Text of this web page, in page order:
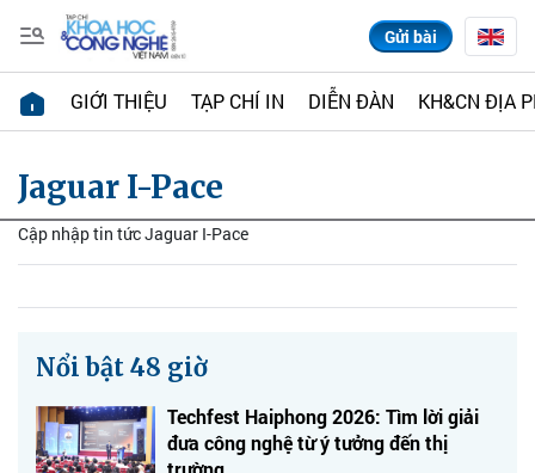
Gửi bài
GIỚI THIỆU TẠP CHÍ IN DIỄN ĐÀN KH&CN ĐỊA
Jaguar I-Pace
Cập nhập tin tức Jaguar I-Pace
Nổi bật 48 giờ
Techfest Haiphong 2026: Tìm lời giải
đưa công nghệ từ ý tưởng đến thị